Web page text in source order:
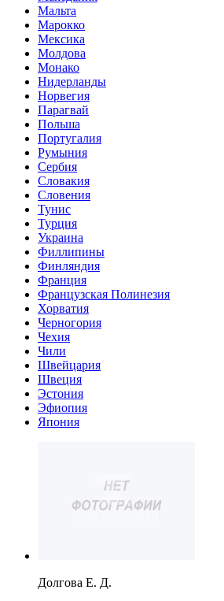
Мальта
Марокко
Мексика
Молдова
Монако
Нидерланды
Норвегия
Парагвай
Польша
Португалия
Румыния
Сербия
Словакия
Словения
Тунис
Турция
Украина
Филлипины
Финляндия
Франция
Французская Полинезия
Хорватия
Черногория
Чехия
Чили
Швейцария
Швеция
Эстония
Эфиопия
Япония
Долгова Е. Д.